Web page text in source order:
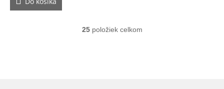
O
25položiek celkom